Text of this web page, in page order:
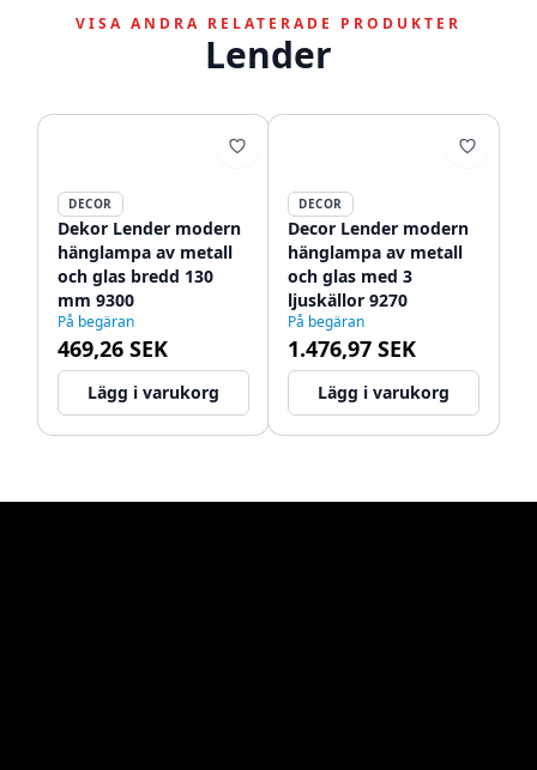
VISA ANDRA RELATERADE PRODUKTER
Lender
DECOR
Dekor Lender modern
hänglampa av metall
och glas bredd 130
mm 9300
På begäran
469,26 SEK
Lägg i varukorg
DECOR
Decor Lender modern
hänglampa av metall
och glas med 3
ljuskällor 9270
På begäran
1.476,97 SEK
Lägg i varukorg